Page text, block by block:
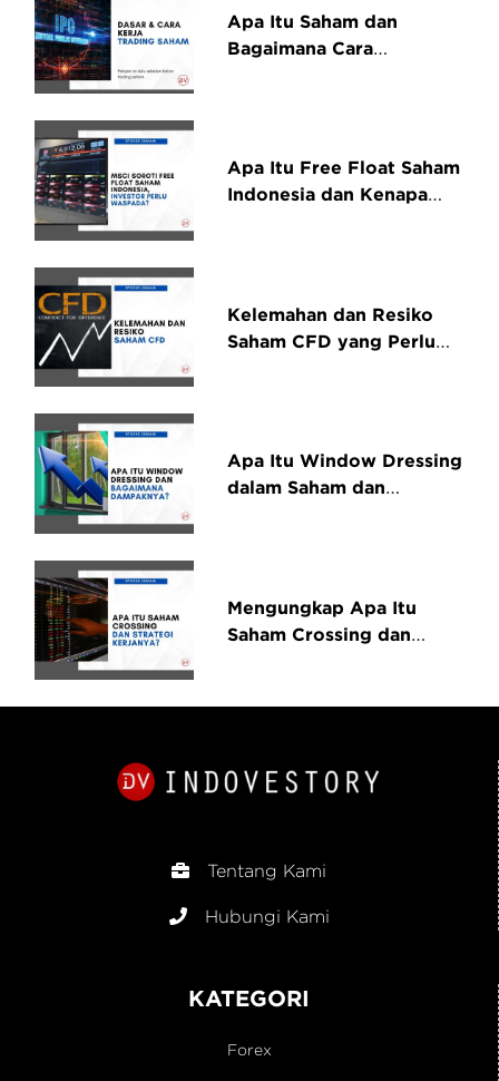
Apa Itu Saham dan
Bagaimana Cara
Apa Itu Free Float Saham
Indonesia dan Kenapa
Kelemahan dan Resiko
Saham CFD yang Perlu
Apa Itu Window Dressing
dalam Saham dan
Mengungkap Apa Itu
Saham Crossing dan
Tentang Kami
Hubungi Kami
KATEGORI
Forex